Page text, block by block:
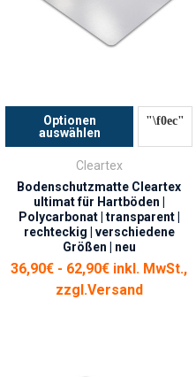
Optionen
auswählen
Cleartex
Bodenschutzmatte Cleartex
ultimat für Hartböden |
Polycarbonat | transparent |
rechteckig | verschiedene
Größen | neu
36,90€ - 62,90€ inkl. MwSt.,
zzgl.Versand